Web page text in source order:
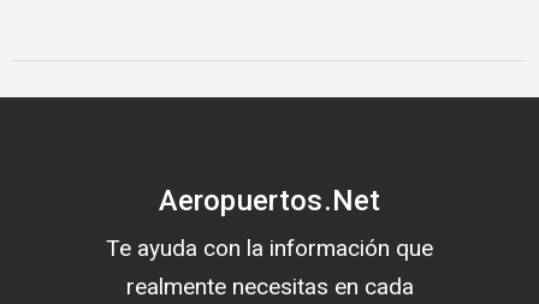
Aeropuertos.Net
Te ayuda con la información que
realmente necesitas en cada